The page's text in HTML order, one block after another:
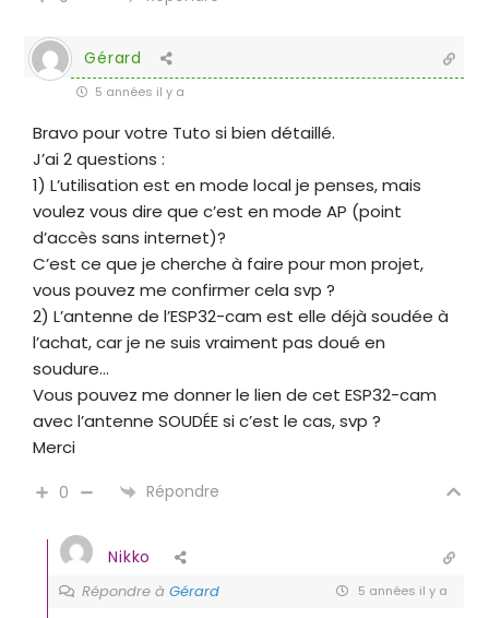
Gérard
5 années il y a
Bravo pour votre Tuto si bien détaillé.
J’ai 2 questions :
1) L’utilisation est en mode local je penses, mais
voulez vous dire que c’est en mode AP (point
d’accès sans internet)?
C’est ce que je cherche à faire pour mon projet,
vous pouvez me confirmer cela svp ?
2) L’antenne de l’ESP32-cam est elle déjà soudée à
l’achat, car je ne suis vraiment pas doué en
soudure…
Vous pouvez me donner le lien de cet ESP32-cam
avec l’antenne SOUDÉE si c’est le cas, svp ?
Merci
0 Répondre
Nikko
Répondre àGérard 5 années il y a